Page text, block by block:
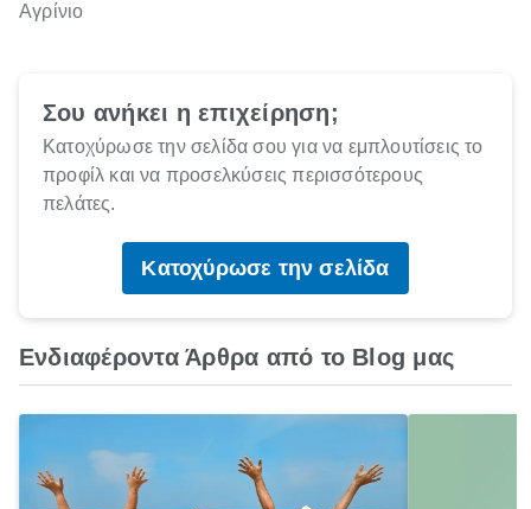
Αγρίνιο
Σου ανήκει η επιχείρηση;
Κατοχύρωσε την σελίδα σου για να εμπλουτίσεις το
προφίλ και να προσελκύσεις περισσότερους
πελάτες.
Κατοχύρωσε την σελίδα
Ενδιαφέροντα Άρθρα από το Blog μας